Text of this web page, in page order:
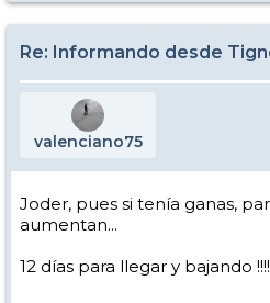
Re: Informando desde
valenciano75
Joder, pues si tenía ganas,
aumentan...
12 días para llegar y bajando !!!!